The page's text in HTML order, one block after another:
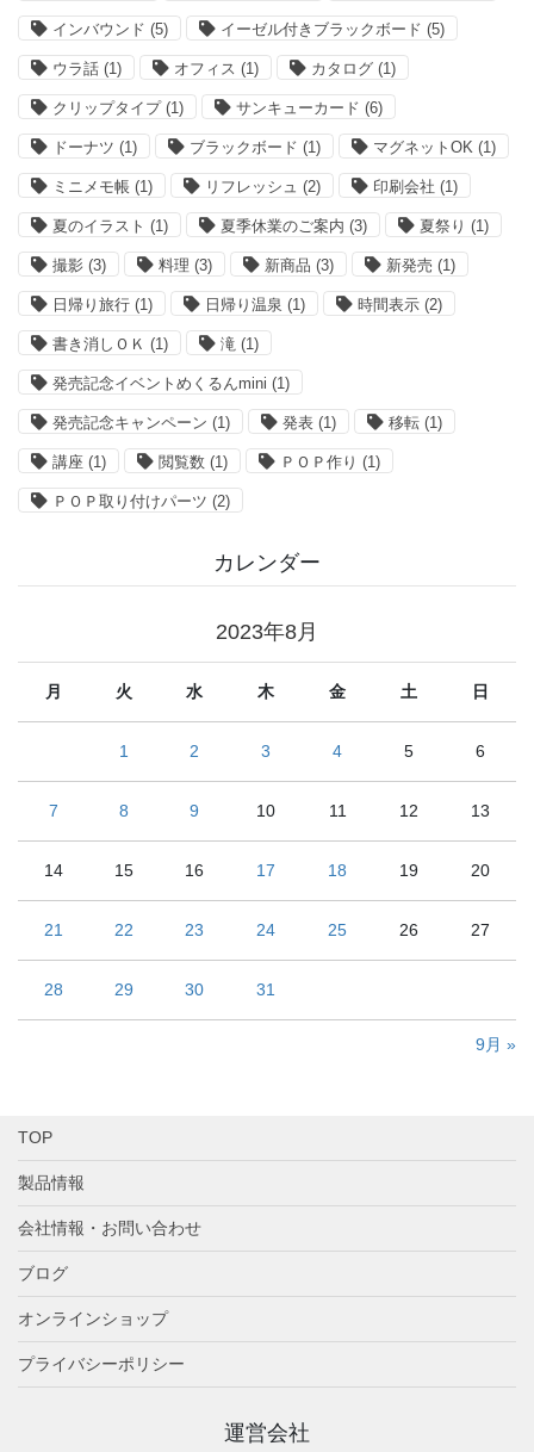
インバウンド (5) イーゼル付きブラックボード (5)
ウラ話 (1) オフィス (1) カタログ (1)
クリップタイプ(1) サンキューカード (6)
ドーナツ (1) ブラックボード (1) マグネットOK (1)
ミニメモ帳 (1) リフレッシュ (2) 印刷会社 (1)
夏のイラスト (1) 夏季休業のご案内 (3) 夏祭り (1)
撮影 (3) 料理 (3) 新商品 (3) 新発売 (1)
日帰り旅行 (1) 日帰り温泉 (1) 時間表示 (2)
書き消しＯＫ (1) 滝 (1)
発売記念イベントめくるんmini (1)
発売記念キャンペーン (1) 発表 (1) 移転 (1)
講座 (1) 閲覧数 (1) ＰＯＰ作り (1)
ＰＯＰ取り付けパーツ (2)
カレンダー
2023年8月
月 火 水 木 金 土 日
1 2 3 4 5 6
7 8 9 10 11 12 13
14 15 16 17 18 19 20
21 22 23 24 25 26 27
28 29 30 31
9月 »
TOP
製品情報
会社情報・お問い合わせ
ブログ
オンラインショップ
プライバシーポリシー
運営会社